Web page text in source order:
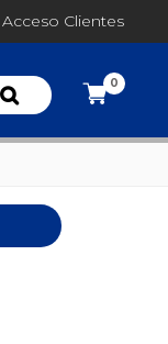
Acceso Clientes
0